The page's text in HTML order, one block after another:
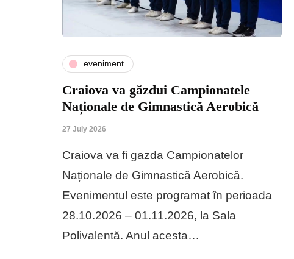
eveniment
Craiova va găzdui Campionatele
Naționale de Gimnastică Aerobică
27 July 2026
Craiova va fi gazda Campionatelor
Naționale de Gimnastică Aerobică.
Evenimentul este programat în perioada
28.10.2026 – 01.11.2026, la Sala
Polivalentă. Anul acesta…